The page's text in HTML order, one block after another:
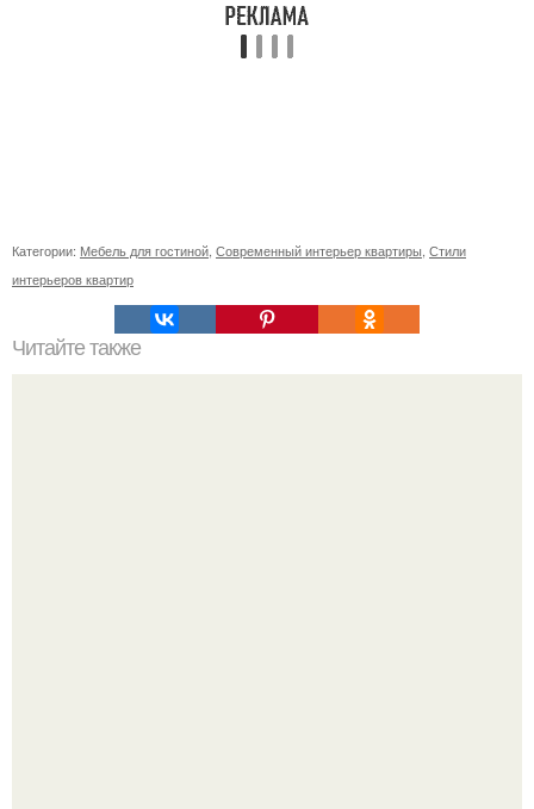
Категории: Мебель для гостиной, Современный интерьер квартиры, Стили
интерьеров квартир
Читайте также